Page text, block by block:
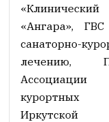
«Ангара»,
санаторно-
лечению,
Ассоциации
курортных
Иркутской